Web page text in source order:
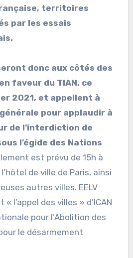
territoires
par les essais
donc aux côtés des
faveur du TIAN, ce
2021, et appellent à
pour applaudir à
de l’interdiction de
l’égide des Nations
est prévu de 15h à
de ville de Paris, ainsi
autres villes. EELV
l’appel des villes » d’ICAN
pour l’Abolition des
le désarmement